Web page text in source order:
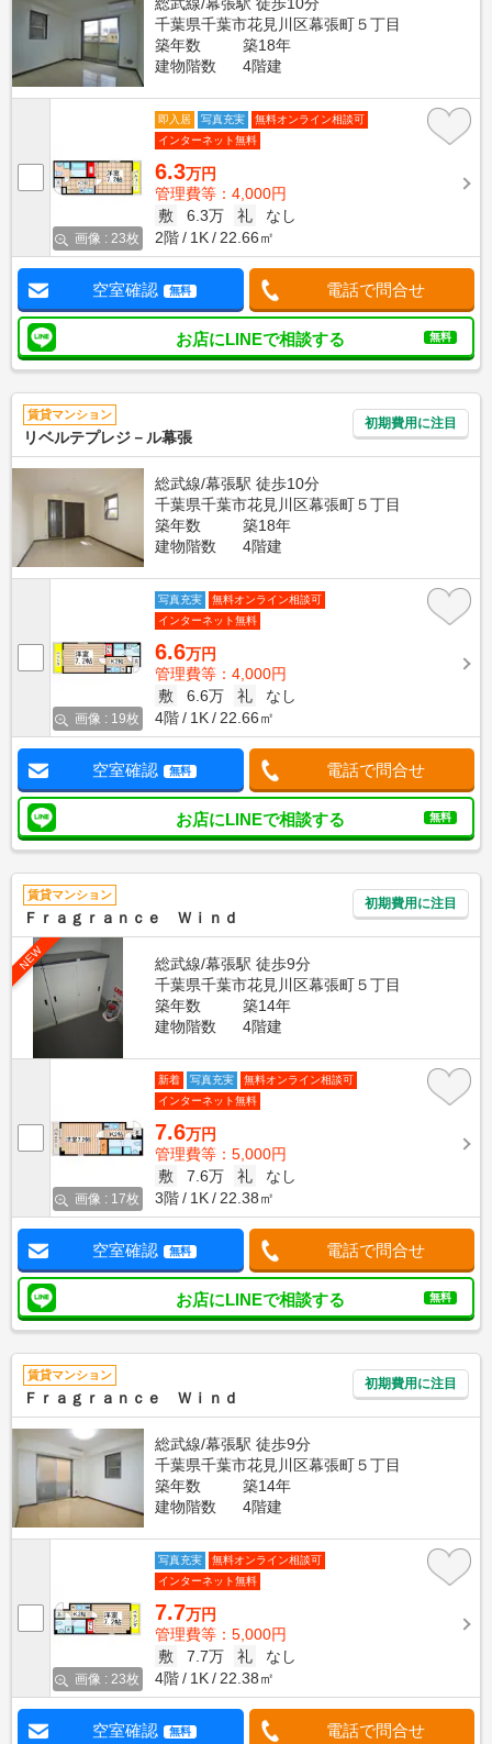
千葉県千葉市花見川区幕張町５丁目
築年数
築18年
建物階数
4階建
画像 : 23枚
即入居 写真充実
無料オンライン相談可
インターネット無料
6.3万円
管理費等：4,000円
敷
6.3万 礼
なし
2階
1K 22.66㎡
空室確認 無料 電話で問合せ
お店にLINEで相談する 無料
賃貸マンション
リベルテプレジ－ル幕張
初期費用に注目
総武線/幕張駅 徒歩10分
千葉県千葉市花見川区幕張町５丁目
築年数
築18年
建物階数
4階建
画像 : 19枚
写真充実
無料オンライン相談可
インターネット無料
6.6万円
管理費等：4,000円
敷
6.6万 礼
なし
4階
1K 22.66㎡
空室確認 無料 電話で問合せ
お店にLINEで相談する 無料
賃貸マンション
Ｆｒａｇｒａｎｃｅ Ｗｉｎｄ
初期費用に注目
NEW
総武線/幕張駅 徒歩9分
千葉県千葉市花見川区幕張町５丁目
築年数
築14年
建物階数
4階建
画像 : 17枚
新着 写真充実
無料オンライン相談可
インターネット無料
7.6万円
管理費等：5,000円
敷
7.6万 礼
なし
3階
1K 22.38㎡
空室確認 無料 電話で問合せ
お店にLINEで相談する 無料
賃貸マンション
Ｆｒａｇｒａｎｃｅ Ｗｉｎｄ
初期費用に注目
総武線/幕張駅 徒歩9分
千葉県千葉市花見川区幕張町５丁目
築年数
築14年
建物階数
4階建
画像 : 23枚
写真充実
無料オンライン相談可
インターネット無料
7.7万円
管理費等：5,000円
敷
7.7万 礼
なし
4階
1K 22.38㎡
空室確認 無料 電話で問合せ